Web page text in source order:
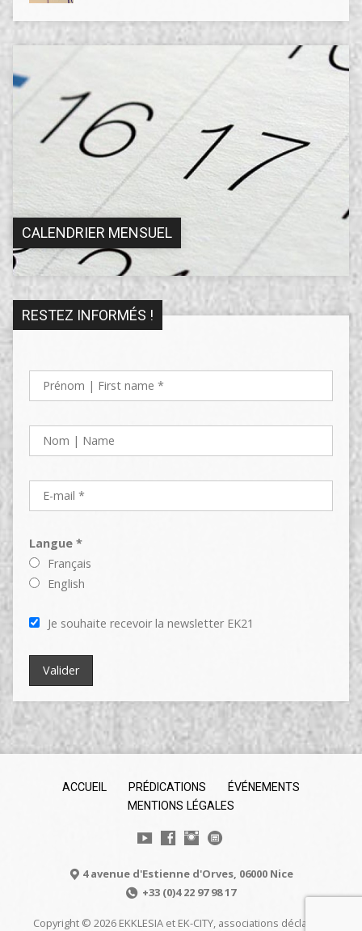
CALENDRIER MENSUEL
RESTEZ INFORMÉS !
Langue *
Français
English
Je souhaite recevoir la newsletter EK21
ACCUEIL PRÉDICATIONS
ÉVÉNEMENTS
MENTIONS LÉGALES
4 avenue d'Estienne d'Orves, 06000 Nice
+33 (0)4 22 97 98 17
Copyright © 2026 EKKLESIA et EK-CITY, associations déclarées